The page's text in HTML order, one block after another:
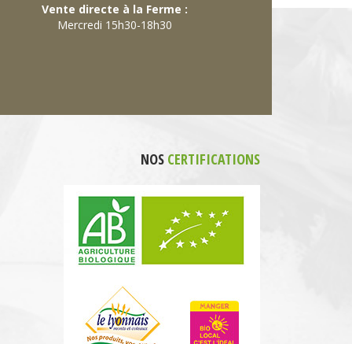
Vente directe à la Ferme :
Mercredi 15h30-18h30
NOS CERTIFICATIONS